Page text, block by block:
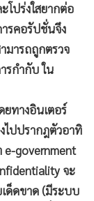
โปร่งใสยากต่อ
รคอรัปชั่นจึง
มารถถูกตรวจ
รกำกับ ใน
ยทางอินเตอร์
ไปปรากฎตัวอาทิ
e-government
จะ
เด็ดขาด (มีระบบ